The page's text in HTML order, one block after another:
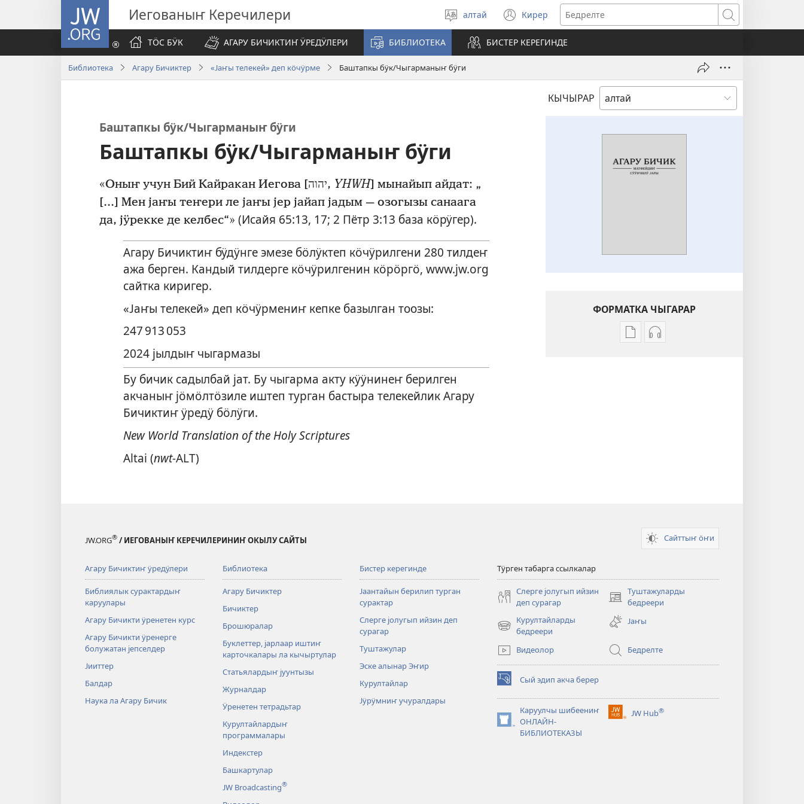
JW.ORG Иегованыҥ Керечилери
Тилди
талдагар
алтай Кирер
(opens
new
window)
Бедрелте
ТӦС БӰК
АГАРУ БИЧИКТИҤ ӰРЕДӰЛЕРИ БИБЛИОТЕКА БИСТЕР КЕРЕГИНДЕ
Библиотека Агару Бичиктер «Јаҥы телекей» деп кӧчӱрме Баштапкы бӱк/Чыгарманыҥ бӱги
КЫЧЫРАР
Баштапкы бӱк/Чыгарманыҥ бӱги
Баштапкы бӱк/Чыгарманыҥ бӱги
«Оныҥ учун Бий Кайракан Иегова [יהוה, YHWH] мынайып айдат: „
[...] Мен јаҥы теҥери ле јаҥы јер јайап јадым — озогызы санаага
да, јӱрекке де келбес“» (Исайя 65:13, 17; 2 Пётр 3:13 база кӧрӱгер).
Агару Бичиктиҥ бӱдӱнге эмезе бӧлӱктеп кӧчӱрилгени 280 тилдеҥ
ажа берген. Кандый тилдерге кӧчӱрилгенин кӧрӧргӧ, www.jw.org
сайтка киригер.
«Јаҥы телекей» деп кӧчӱрмениҥ кепке базылган тоозы:
247 913 053
2024 јылдыҥ чыгармазы
Бу бичик садылбай јат. Бу чыгарма акту кӱӱнинеҥ берилген
акчаныҥ јӧмӧлтӧзиле иштеп турган бастыра телекейлик Агару
Бичиктиҥ ӱредӱ бӧлӱги.
New World Translation of the Holy Scriptures
Altai (nwt-ALT)
ФОРМАТКА ЧЫГАРАР
Публикацияларды
Аудиобичимелдерди
JW.ORG® / ИЕГОВАНЫҤ КЕРЕЧИЛЕРИНИҤ ОКЫЛУ САЙТЫ Сайттыҥ ӧҥи
Агару Бичиктиҥ ӱредӱлери
Библиялык сурактардыҥ
каруулары
Агару Бичикти ӱренетен курс
Агару Бичикти ӱренерге
болужатан јепселдер
Јииттер
Балдар
Наука ла Агару Бичик
Библиотека
Агару Бичиктер
Бичиктер
Брошюралар
Буклеттер, јарлаар иштиҥ
карточкалары ла кычыртулар
Статьялардыҥ јуунтызы
Журналдар
Ӱренетен тетрадьтар
Курултайлардыҥ
программалары
Индекстер
Башкартулар
JW Broadcasting®
Бистер керегинде
Јаантайын берилип турган
сурактар
Слерге јолугып ийзин деп
сурагар
Туштажулар
Эске алынар Эҥир
Курултайлар
Јӱрӱмниҥ учуралдары
Тӱрген табарга ссылкалар
Слерге јолугып ийзин
деп сурагар
Туштажуларды
бедреери
(opens
new
window)
Курултайларды
бедреери
(opens
window)
Јаҥы
Видеолор Бедрелте
Сый эдип акча берер
(opens
new
window)Каруулчы шибеениҥ
ОНЛАЙН-
БИБЛИОТЕКАЗЫ
(opens
JW Hub®
(opens